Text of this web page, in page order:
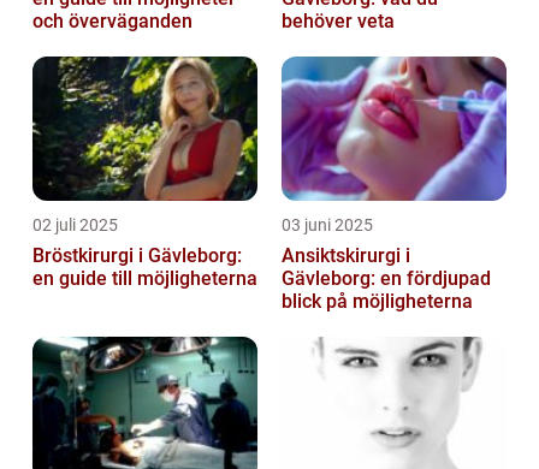
och överväganden
behöver veta
02 juli 2025
Bröstkirurgi i Gävleborg:
en guide till möjligheterna
03 juni 2025
Ansiktskirurgi i
Gävleborg: en fördjupad
blick på möjligheterna